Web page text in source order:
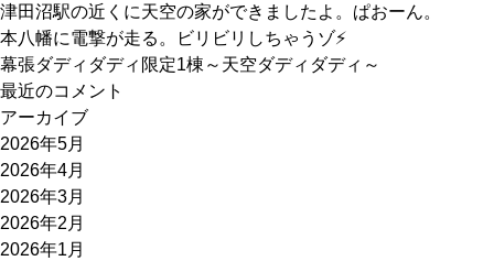
津田沼駅の近くに天空の家ができましたよ。ぱおーん。
本八幡に電撃が走る。ビリビリしちゃうゾ⚡
幕張ダディダディ限定1棟～天空ダディダディ～
最近のコメント
アーカイブ
2026年5月
2026年4月
2026年3月
2026年2月
2026年1月